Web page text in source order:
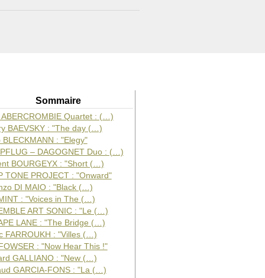
Sommaire
ABERCROMBIE Quartet : (…)
BAEVSKY : "The day (…)
BLECKMANN : "Elegy"
– DAGOGNET Duo : (…)
BOURGEYX : "Short (…)
TONE PROJECT : "Onward"
DI MAIO : "Black (…)
: "Voices in The (…)
ART SONIC : "Le (…)
LANE : "The Bridge (…)
FARROUKH : "Villes (…)
: "Now Hear This !"
GALLIANO : "New (…)
GARCIA-FONS : "La (…)